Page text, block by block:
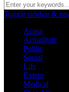
Toggle sidebar &
Acasa
Actualitate
Politic
Social
Life
Extern
Medical